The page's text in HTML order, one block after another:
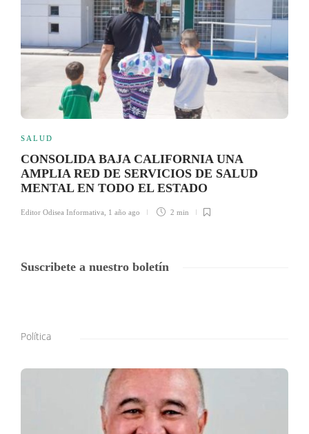
SALUD
CONSOLIDA BAJA CALIFORNIA UNA
AMPLIA RED DE SERVICIOS DE SALUD
MENTAL EN TODO EL ESTADO
Editor Odisea Informativa 1 año ago 2 min
Suscribete a nuestro boletín
Política